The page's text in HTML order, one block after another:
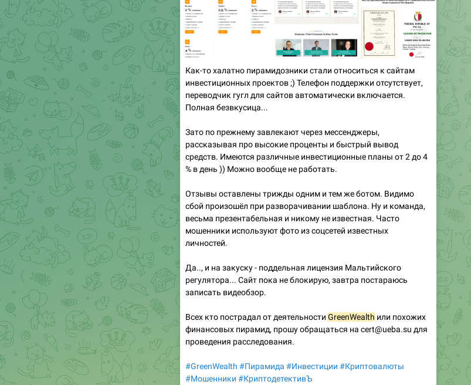
Как-то халатно пирамидозники стали относиться к сайтам
инвестиционных проектов ;) Телефон поддержки отсутствует,
переводчик гугл для сайтов автоматически включается.
Полная безвкусица...
Зато по прежнему завлекают через мессенджеры,
рассказывая про высокие проценты и быстрый вывод
средств. Имеются различные инвестиционные планы от 2 до 4
% в день )) Можно вообще не работать.
Отзывы оставлены трижды одним и тем же ботом. Видимо
сбой произошёл при разворачивании шаблона. Ну и команда,
весьма презентабельная и никому не известная. Часто
мошенники используют фото из соцсетей известных
личностей.
Да.., и на закуску - поддельная лицензия Мальтийского
регулятора... Сайт пока не блокирую, завтра постараюсь
записать видеобзор.
Всех кто пострадал от деятельности GreenWealth или похожих
финансовых пирамид, прошу обращаться на cert@ueba.su для
проведения расследования.
#GreenWealth #Пирамида #Инвестиции #Криптовалюты
#Мошенники #КриптодетективЪ